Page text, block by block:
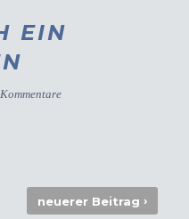
EIN
neuerer Beitrag ›